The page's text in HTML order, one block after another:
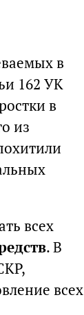
в
162 УК
в
из
всех
. В
всех